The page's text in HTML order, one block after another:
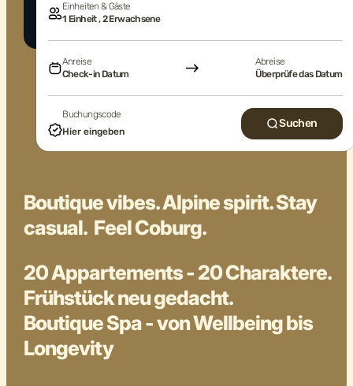
Einheiten & Gäste
1 Einheit , 2 Erwachsene
Anreise
Check-in Datum
Abreise
Überprüfe das Datum
Buchungscode
Suchen
Boutique vibes. Alpine spirit. Stay
casual. Feel Coburg.
20 Appartements - 20 Charaktere.
Frühstück neu gedacht.
Boutique Spa - von Wellbeing bis
Longevity